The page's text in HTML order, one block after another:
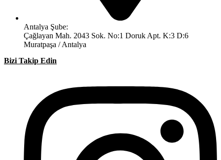
Antalya Şube:
Çağlayan Mah. 2043 Sok. No:1 Doruk Apt. K:3 D:6
Muratpaşa / Antalya
Bizi Takip Edin